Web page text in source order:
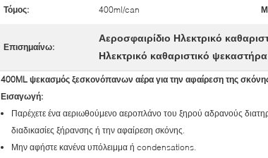
Τόμος: 400ml/can
Επισημαίνω:
Αεροσφαιρίδιο Ηλεκτρικό
Ηλεκτρικό καθαριστικό
400ML ψεκασμός ξεσκονόπανων αέρα για την αφαίρεση της
Εισαγωγή:
Παρέχετε ένα αεριωθούμενο αεροπλάνο του ξηρού αδρανούς
διαδικασίες ξήρανσης ή την αφαίρεση σκόνης.
Μην αφήστε κανένα υπόλειμμα ή condensations.